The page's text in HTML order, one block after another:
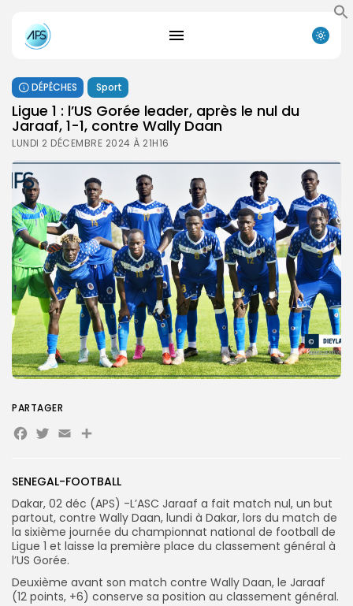
Search
for:
DÉPÊCHES Sport
Ligue 1 : l’US Gorée leader, après le nul du
Jaraaf, 1-1, contre Wally Daan
LUNDI 2 DÉCEMBRE 2024 À 21H16
SENEGAL-FOOTBALL
Dakar, 02 déc (APS) -L’ASC Jaraaf a fait match nul, un but
partout, contre Wally Daan, lundi à Dakar, lors du match de
la sixième journée du championnat national de football de
Ligue 1 et laisse la première place du classement général à
l’US Gorée.
Deuxième avant son match contre Wally Daan, le Jaraaf
(12 points, +6) conserve sa position au classement général.
PARTAGER
Facebook
Twitter
EmailPartager